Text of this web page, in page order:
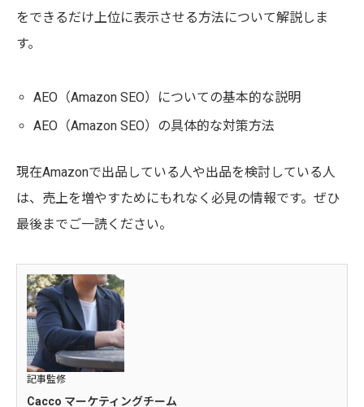
をできるだけ上位に表示させる方法について解説しま
す。
AEO（Amazon SEO）についての基本的な説明
AEO（Amazon SEO）の具体的な対策方法
現在Amazonで出品している人や出品を検討している人
は、売上を増やすためにもれなく必見の情報です。ぜひ
最後までご一読ください。
記事監修
Cacco マーケティングチーム